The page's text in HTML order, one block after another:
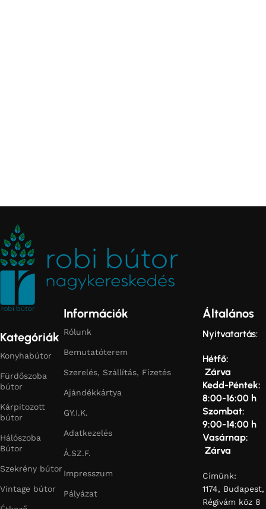
Kategóriák
Konyhabútor
Fürdőszoba
bútor
Kárpitozott
bútor
Hálószoba
Bútor
Szekrény bútor
Vintage bútor
Információk
Rólunk
Bemutatóterem
Szerelés, Szállítás, Fizetés
Ajándékkártya
GY.I.K.
Adatkezelés
Á.SZ.F.
Impresszum
Pályázat
Általános
Nyitvatartás:
Hétfő:
Zárva
Kedd-Péntek:
8:00-16:00 h
Szombat:
9:00-14:00 h
Vasárnap:
Zárva
Címünk:
1174, Budapest,
Régivám köz 8